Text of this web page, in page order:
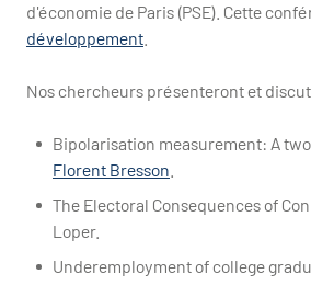
d'économie de Paris (PSE). Cette
développement.
Nos chercheurs présenteront et
Bipolarisation measurement: A
Florent Bresson
The Electoral Consequences of
Loper.
Underemployment of college